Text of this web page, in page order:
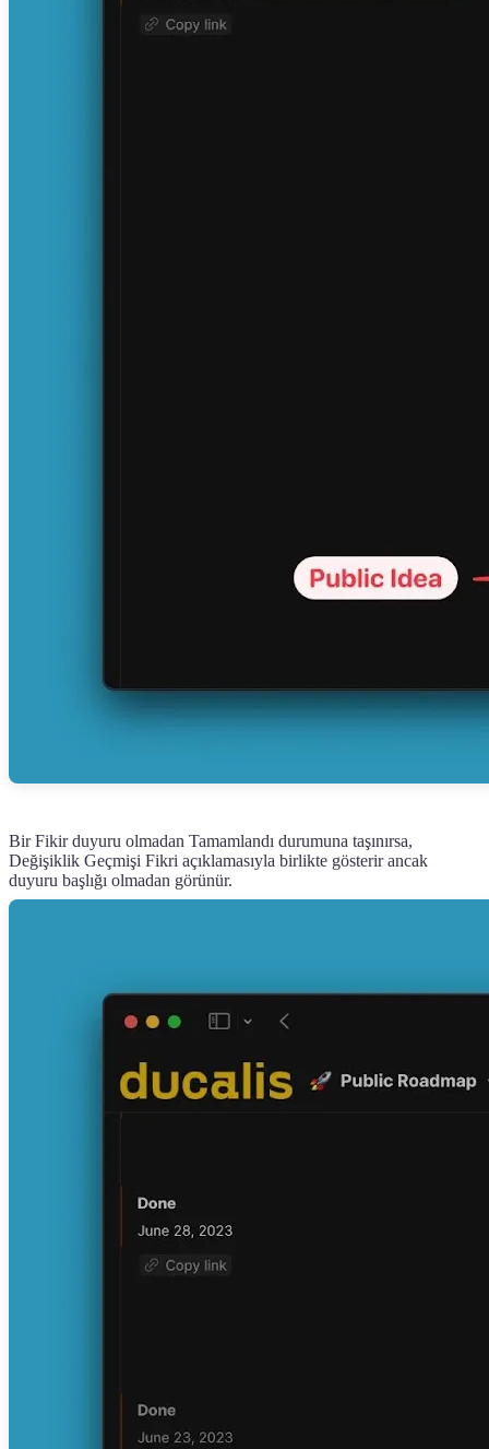
Bir Fikir duyuru olmadan Tamamlandı durumuna taşınırsa,
Değişiklik Geçmişi Fikri açıklamasıyla birlikte gösterir ancak
duyuru başlığı olmadan görünür.